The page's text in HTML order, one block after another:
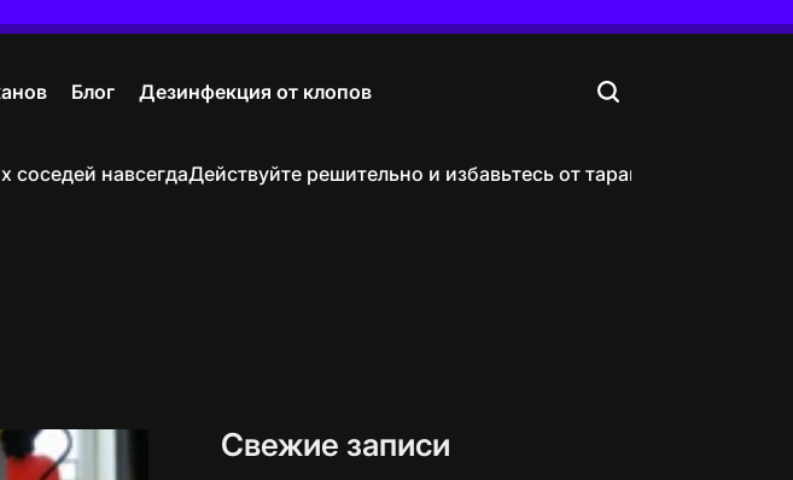
Блог Дезинфекция от клопов
навсегдаДействуйте решительно и избавьтесь от тараканов в своей
Свежие записи